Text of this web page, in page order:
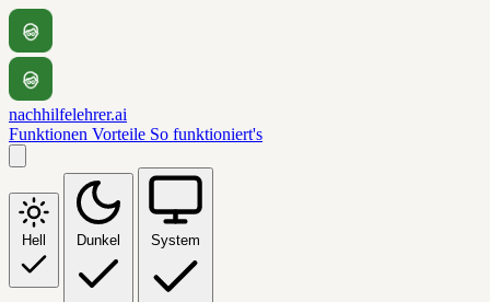
nachhilfelehrer.ai
Funktionen Vorteile So funktioniert's
Hell Dunkel System